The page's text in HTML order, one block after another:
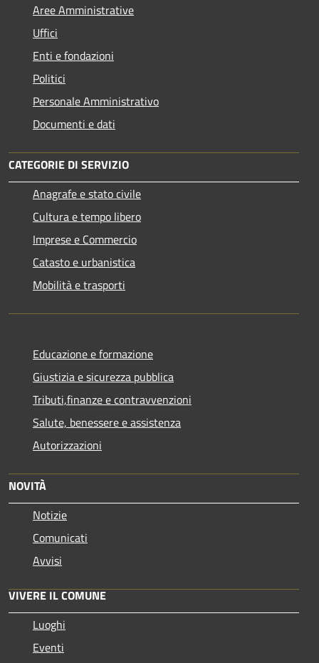
Aree Amministrative
Uffici
Enti e fondazioni
Politici
Personale Amministrativo
Documenti e dati
CATEGORIE DI SERVIZIO
Anagrafe e stato civile
Cultura e tempo libero
Imprese e Commercio
Catasto e urbanistica
Mobilità e trasporti
Educazione e formazione
Giustizia e sicurezza pubblica
Tributi,finanze e contravvenzioni
Salute, benessere e assistenza
Autorizzazioni
NOVITÀ
Notizie
Comunicati
Avvisi
VIVERE IL COMUNE
Luoghi
Eventi